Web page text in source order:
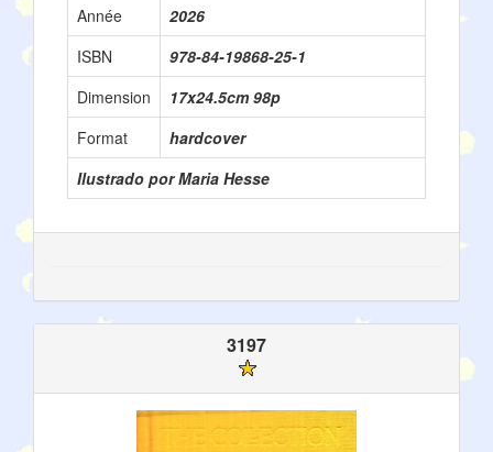
Année
2026
ISBN
978-84-19868-25-1
Dimension
17x24.5cm 98p
Format
hardcover
Ilustrado por Maria Hesse
3197